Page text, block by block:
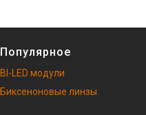
Популярное
BI-LED модули
Биксеноновые линзы